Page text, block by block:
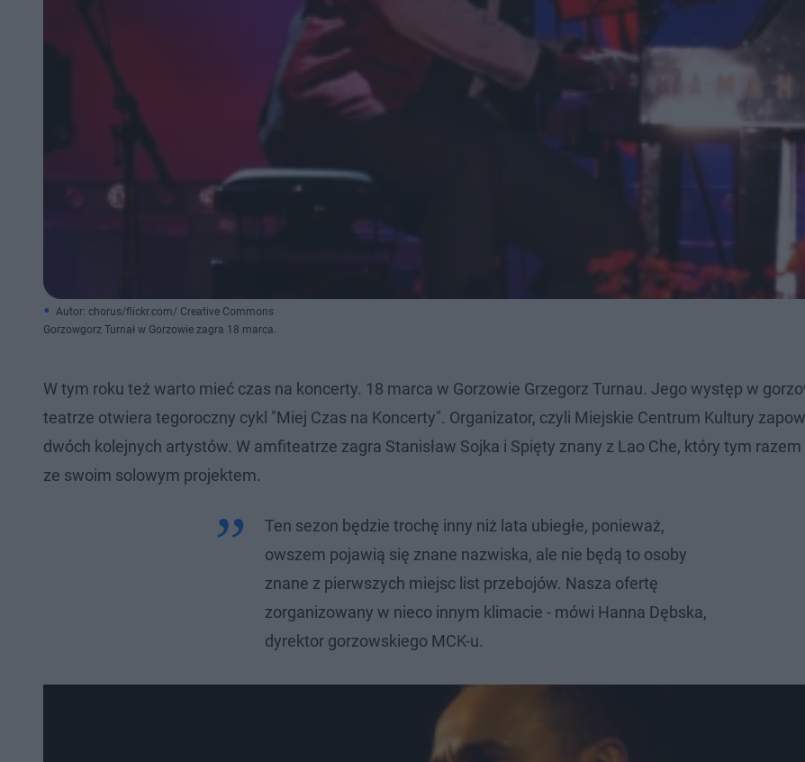
Autor: chorus/flickr.com/ Creative Commons
Gorzowgorz Turnał w Gorzowie zagra 18 marca.
W tym roku też warto mieć czas na koncerty. ​18 marca w Gorzowie Grzegorz Turnau. Jego występ w
teatrze otwiera tegoroczny cykl "Miej Czas na Koncerty". Organizator, czyli Miejskie Centrum Kultury
dwóch kolejnych artystów. W amfiteatrze zagra Stanisław Sojka i Spięty znany z Lao Che, który tym
ze swoim solowym projektem.
Ten sezon będzie trochę inny niż lata ubiegłe, ponieważ,
owszem pojawią się znane nazwiska, ale nie będą to osoby
znane z pierwszych miejsc list przebojów. Nasza ofertę
zorganizowany w nieco innym klimacie - mówi Hanna Dębska,
dyrektor gorzowskiego MCK-u.